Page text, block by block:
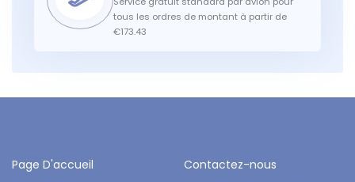
tous les ordres de montant à partir de
€173.43
Page D'accueil
Contactez-nous